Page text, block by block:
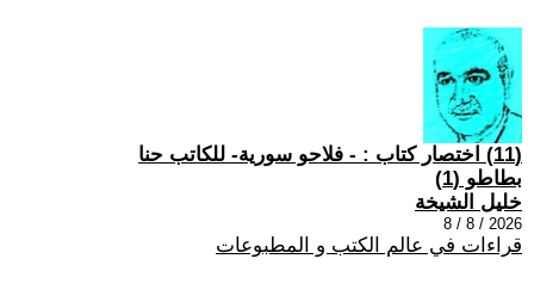
(11) اختصار كتاب : - فلاحو سورية- للكاتب حنا
بطاطو (1)
خليل الشيخة
2026 / 8 / 8
قراءات في عالم الكتب و المطبوعات